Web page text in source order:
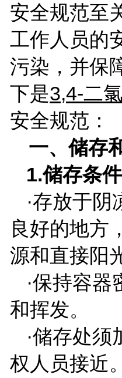
安全规范至
工作人员的
污染，并保
下是3,4-二
安全规范：
一、储存
1.储存条件
·存放于
良好的地方
源和直接阳
·保持容
和挥发。
·储存处须
权人员接近。